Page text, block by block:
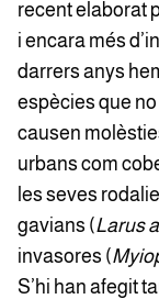
recent elaborat
i encara més
darrers anys
espècies que
causen
urbans com
les seves
gavians (Larus
invasores (
S’hi han afegit